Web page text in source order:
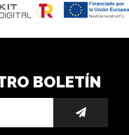
BOLETÍN